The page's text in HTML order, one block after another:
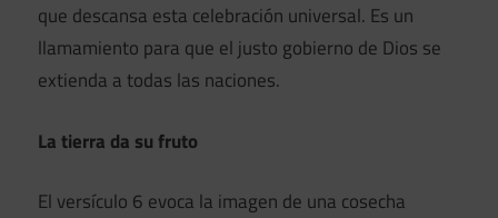
que descansa esta celebración universal. Es un
llamamiento para que el justo gobierno de Dios se
extienda a todas las naciones.
La tierra da su fruto
El versículo 6 evoca la imagen de una cosecha